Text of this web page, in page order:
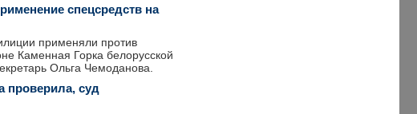
спецсредств на
применяли против
Каменная Горка белорусской
Ольга Чемоданова.
проверила, суд